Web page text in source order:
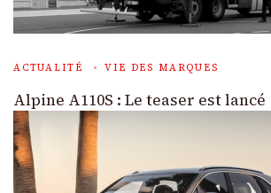
ACTUALITÉ VIE DES MARQUES
Alpine A110S : Le teaser est lancé